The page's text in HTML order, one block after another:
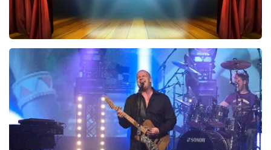
40 45 De Musical
420laatste 30 minuten
BESTEL NU